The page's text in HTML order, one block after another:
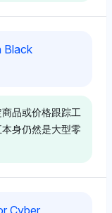
示出对家庭小
是中性的，反映
尔玛和塔吉特等
），表明中性
可，这些品牌提
于典型的黑色
Black
品或价格跟踪工
身仍然是大型零
Cyber